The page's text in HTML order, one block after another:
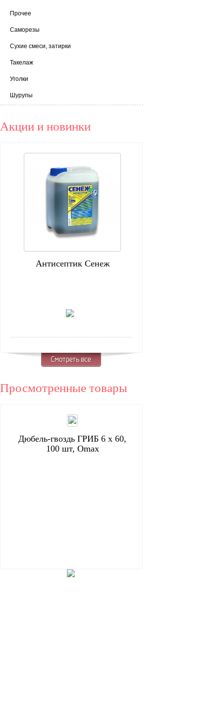
Прочее
Саморезы
Сухие смеси, затирки
Такелаж
Уголки
Шурупы
Акции и новинки
Антисептик Сенеж
Просмотренные товары
Дюбель-гвоздь ГРИБ 6 х 60,
100 шт, Omax